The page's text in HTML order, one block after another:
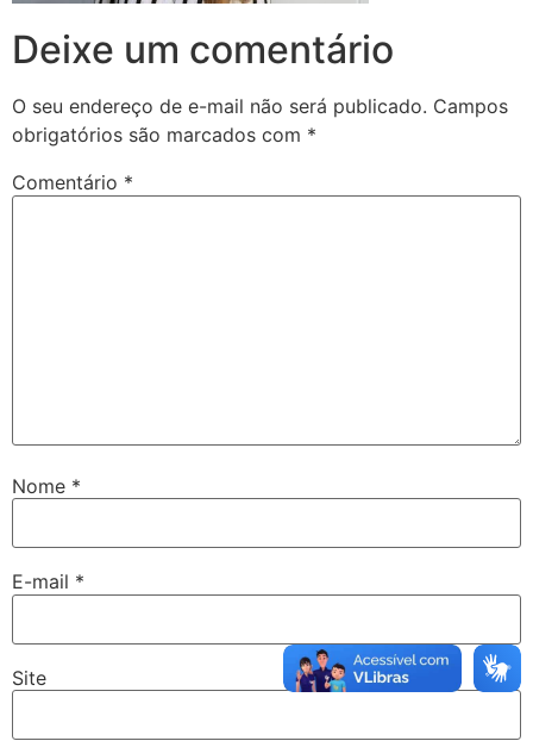
Deixe um comentário
O seu endereço de e-mail não será publicado. Campos
obrigatórios são marcados com *
Comentário *
Nome *
E-mail *
Site